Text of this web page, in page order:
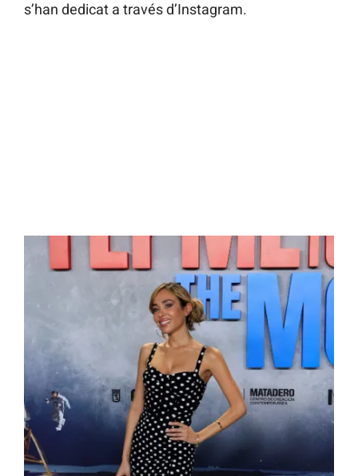
s’han dedicat a través d’Instagram.